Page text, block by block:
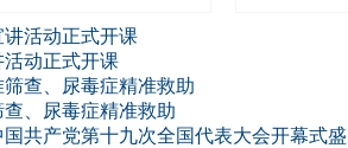
动正式开课
、尿毒症精准救助